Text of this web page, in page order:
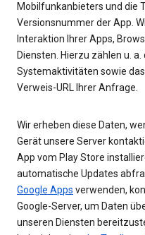
Mobilfunkanbieters und die
Versionsnummer der App.
Interaktion Ihrer Apps,
Diensten. Hierzu zählen u. a.
Systemaktivitäten sowie
Verweis-URL Ihrer Anfrage.
Wir erheben diese Daten,
Gerät unsere Server
App vom Play Store
automatische Updates
Google Apps verwenden,
Google-Server, um Daten
unseren Diensten